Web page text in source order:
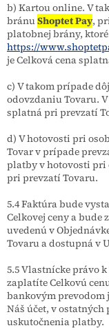
b) Kartou online. V
bránuShoptet Pay,
platobnej brány,
https://
je Celková cena
c) V takom prípade
odovzdaniu Tovaru.
splatná pri prevzatí
d) V hotovosti pri
Tovar v prípade
platby v hotovosti pri
pri prevzatí Tovaru.
5.4 Faktúra bude
Celkovej ceny a bude
uvedenú v
Tovaru a dostupná v
5.5 Vlastnícke právo
zaplatíte Celkovú
bankovým prevodom
Náš účet, v
uskutočnenia platby.